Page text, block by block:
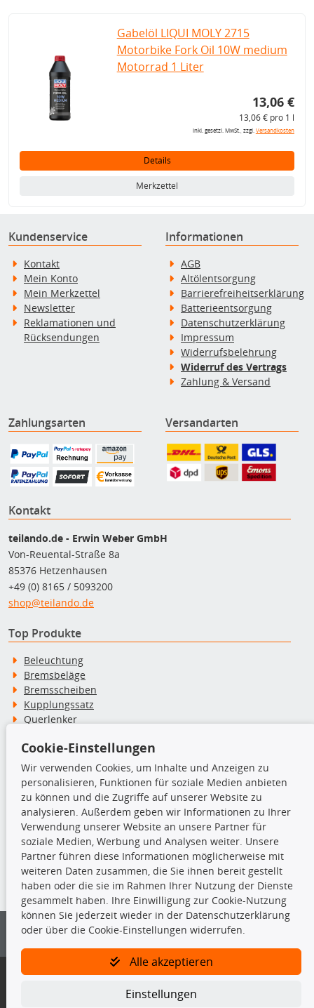
Gabelöl LIQUI MOLY 2715
Motorbike Fork Oil 10W medium
Motorrad 1 Liter
13,06 €
13,06 € pro 1 l
inkl. gesetzl. MwSt., zzgl.Versandkosten
Details
Merkzettel
Kundenservice
Kontakt
Mein Konto
Mein Merkzettel
Newsletter
Reklamationen und
Rücksendungen
Informationen
AGB
Altölentsorgung
Barrierefreiheitserklärung
Batterieentsorgung
Datenschutzerklärung
Impressum
Widerrufsbelehrung
Widerruf des Vertrags
Zahlung & Versand
Zahlungsarten Versandarten
Kontakt
teilando.de - Erwin Weber GmbH
Von-Reuental-Straße 8a
85376 Hetzenhausen
+49 (0) 8165 / 5093200
shop@teilando.de
Top Produkte
Beleuchtung
Bremsbeläge
Bremsscheiben
Kupplungssatz
Querlenker
Stoßdämpfer
TecDoc Inside
Die hier angezeigten Daten insbesondere die gesamte Datenbank dürfen
nicht kopiert werden.
Es ist zu unterlassen, die Daten oder die gesamte Datenbank ohne
vorherige Zustimmung von TecDoc zu vervielfältigen, zu verbreiten
und/oder diese Handlungen durch Dritte ausführen zu lassen. Ein
Bitte prüfen Sie, ob das über unseren Onlineshop identifizierte Ersatzteil
Gegebenenfalls sind ergänzende Informationen notwendig, um
Cookie-Einstellungen
Wir verwenden Cookies, um Inhalte und Anzeigen zu
personalisieren, Funktionen für soziale Medien anbieten
zu können und die Zugriffe auf unserer Website zu
analysieren. Außerdem geben wir Informationen zu Ihrer
Verwendung unserer Website an unsere Partner für
soziale Medien, Werbung und Analysen weiter. Unsere
Partner führen diese Informationen möglicherweise mit
weiteren Daten zusammen, die Sie ihnen bereit gestellt
haben oder die sie im Rahmen Ihrer Nutzung der Dienste
gesammelt haben. Ihre Einwilligung zur Cookie-Nutzung
können Sie jederzeit wieder in der Datenschutzerklärung
oder über die Cookie-Einstellungen widerrufen.
Alle akzeptieren
Einstellungen